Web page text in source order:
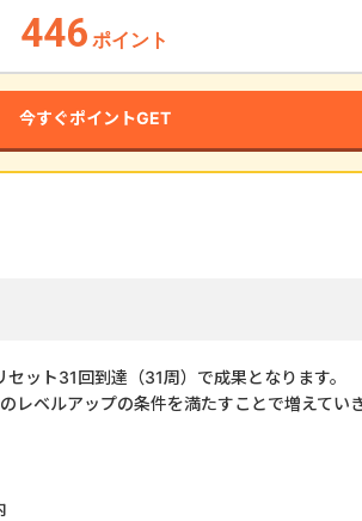
446 ポイント
今すぐポイントGET
ット31回到達（31周）で成果となります。
レベルアップの条件を満たすことで増えてい